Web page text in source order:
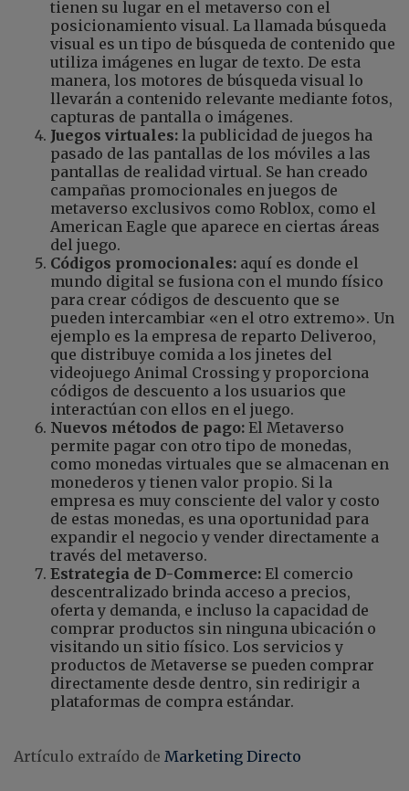
tienen su lugar en el metaverso con el
posicionamiento visual. La llamada búsqueda
visual es un tipo de búsqueda de contenido que
utiliza imágenes en lugar de texto. De esta
manera, los motores de búsqueda visual lo
llevarán a contenido relevante mediante fotos,
capturas de pantalla o imágenes.
Juegos virtuales: la publicidad de juegos ha
pasado de las pantallas de los móviles a las
pantallas de realidad virtual. Se han creado
campañas promocionales en juegos de
metaverso exclusivos como Roblox, como el
American Eagle que aparece en ciertas áreas
del juego.
Códigos promocionales: aquí es donde el
mundo digital se fusiona con el mundo físico
para crear códigos de descuento que se
pueden intercambiar «en el otro extremo». Un
ejemplo es la empresa de reparto Deliveroo,
que distribuye comida a los jinetes del
videojuego Animal Crossing y proporciona
códigos de descuento a los usuarios que
interactúan con ellos en el juego.
Nuevos métodos de pago: El Metaverso
permite pagar con otro tipo de monedas,
como monedas virtuales que se almacenan en
monederos y tienen valor propio. Si la
empresa es muy consciente del valor y costo
de estas monedas, es una oportunidad para
expandir el negocio y vender directamente a
través del metaverso.
Estrategia de D-Commerce: El comercio
descentralizado brinda acceso a precios,
oferta y demanda, e incluso la capacidad de
comprar productos sin ninguna ubicación o
visitando un sitio físico. Los servicios y
productos de Metaverse se pueden comprar
directamente desde dentro, sin redirigir a
plataformas de compra estándar.
Artículo extraído de Marketing Directo